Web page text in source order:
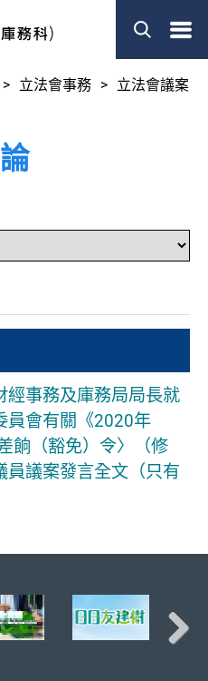
菜
立法會事務
立法會議案
經事務及庫務局局長就
員會有關《2020年
餉（豁免）令〉（修
員議案發言全文（只有
頁首